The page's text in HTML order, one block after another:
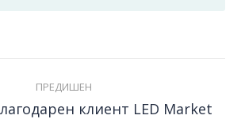
ПРЕДИШЕН
Previous
клиент LED Market